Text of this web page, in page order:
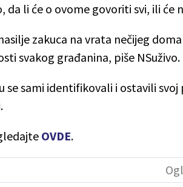
da li će o ovome govoriti svi, ili će
zakuca na vrata nečijeg
svakog građanina, piše NSuživo.
se sami identifikovali i ostavili
OVDE.